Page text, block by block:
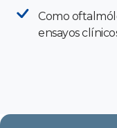
Como
ensayos